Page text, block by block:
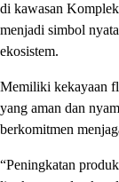
di kawasan
menjadi simbol
ekosistem.
Memiliki kekayaan
yang aman dan
berkomitmen
“Peningkatan